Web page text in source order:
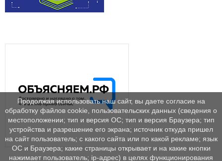
Продолжая использовать наш сайт, вы даете согласие на
обработку файлов cookie, пользовательских данных (сведения о
местоположении; тип и версия ОС; тип и версия Браузера; тип
устройства и разрешение его экрана; источник откуда пришел
на сайт пользователь; с какого сайта или по какой рекламе; язык
ОС и Браузера; какие страницы открывает и на какие кнопки
нажимает пользователь; ip-адрес) в целях функционирования